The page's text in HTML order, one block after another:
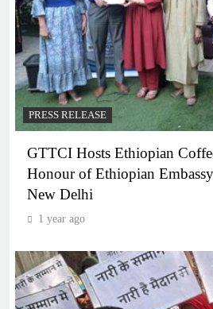
PRESS RELEASE
GTTCI Hosts Ethiopian
Honour of Ethiopian
New Delhi
1 year ago